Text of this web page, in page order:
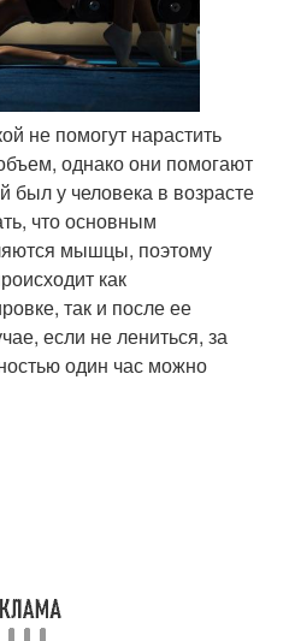
не помогут нарастить
однако они помогают
был у человека в возрасте
что основным
мышцы, поэтому
как
так и после ее
если не лениться, за
один час можно